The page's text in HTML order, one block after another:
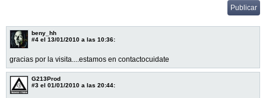
beny_hh
#4 el 13/01/2010 a las 10:36:
gracias por la visita....estamos en contactocuidate
G213Prod
#3 el 01/01/2010 a las 20:44: